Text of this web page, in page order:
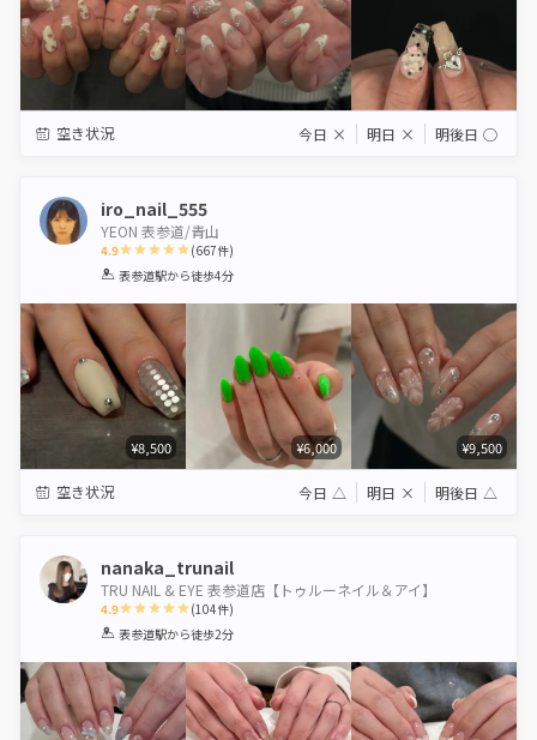
空き状況 今日 × 明日 × 明後日 ◯
iro_nail_555
YEON 表参道/青山
4.9
1 2 3 4 5
(667件)
表参道駅から徒歩4分
¥8,500 ¥6,000 ¥9,500
空き状況 今日 △ 明日 × 明後日 △
nanaka_trunail
TRU NAIL & EYE 表参道店【トゥルーネイル＆アイ】
4.9
1 2 3 4 5
(104件)
表参道駅から徒歩2分